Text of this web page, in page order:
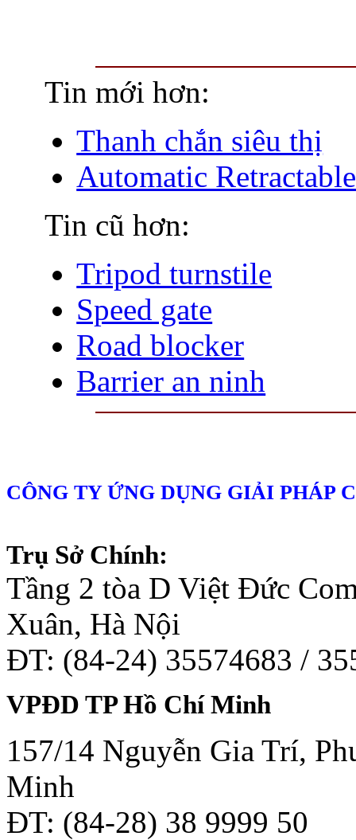
Tin mới hơn:
Thanh chắn siêu thị
Automatic
Tin cũ hơn:
Tripod turnstile
Speed gate
Road blocker
Barrier an ninh
CÔNG TY ỨNG DỤNG GIẢI PHÁP
Trụ Sở Chính:
Tầng 2 tòa D Việt Đức
Xuân, Hà Nội
ĐT: (84-24) 35574683 /
VPĐD TP Hồ Chí Minh
157/14 Nguyễn Gia Trí,
Minh
ĐT: (84-28) 38 9999 50